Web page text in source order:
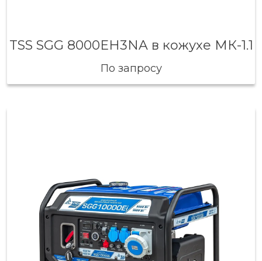
TSS SGG 8000EH3NA в кожухе МК-1.1
По запросу